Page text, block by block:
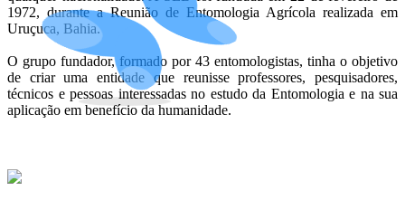
1972, durante a Reunião de Entomologia Agrícola realizada em
Uruçuca, Bahia.
O grupo fundador, formado por 43 entomologistas, tinha o objetivo
de criar uma entidade que reunisse professores, pesquisadores,
técnicos e pessoas interessadas no estudo da Entomologia e na sua
aplicação em benefício da humanidade.